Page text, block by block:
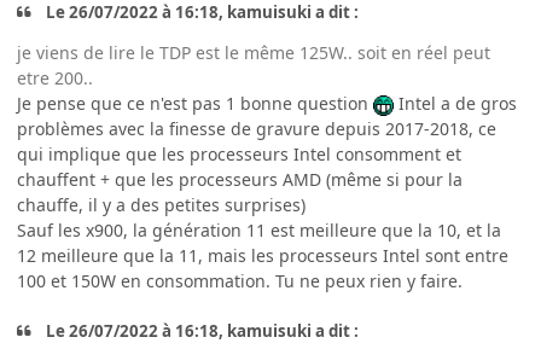
Le 26/07/2022 à 16:18, kamuisuki a dit :
je viens de lire le TDP est le même 125W.. soit en réel peut
etre 200..
Je pense que ce n'est pas 1 bonne question
Intel a de gros
problèmes avec la finesse de gravure depuis 2017-2018, ce
qui implique que les processeurs Intel consomment et
chauffent + que les processeurs AMD (même si pour la
chauffe, il y a des petites surprises)
Sauf les x900, la génération 11 est meilleure que la 10, et la
12 meilleure que la 11, mais les processeurs Intel sont entre
100 et 150W en consommation. Tu ne peux rien y faire.
Le 26/07/2022 à 16:18, kamuisuki a dit :